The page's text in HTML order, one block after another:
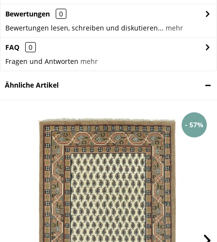
Bewertungen
0
Bewertungen lesen, schreiben und diskutieren... mehr
FAQ
0
Fragen und Antworten mehr
Ähnliche Artikel
- 57%